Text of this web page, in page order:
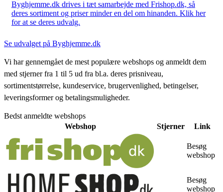
Byghjemme.dk drives i tæt samarbejde med Frishop.dk, så
deres sortiment og priser minder en del om hinanden. Klik her
for at se deres udvalg.
Se udvalget på Byghjemme.dk
Vi har gennemgået de mest populære webshops og anmeldt dem
med stjerner fra 1 til 5 ud fra bl.a. deres prisniveau,
sortimentstørrelse, kundeservice, brugervenlighed, betingelser,
leveringsformer og betalingsmuligheder.
Bedst anmeldte webshops
Webshop
Stjerner Link
Besøg
webshop
Besøg
webshop